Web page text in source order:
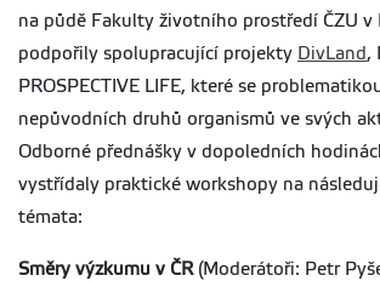
na půdě Fakulty životního prostředí ČZU v
podpořily spolupracující projekty DivLand,
PROSPECTIVE LIFE, které se
nepůvodních druhů organismů ve svých
Odborné přednášky v dopoledních
vystřídaly praktické workshopy na
témata:
Směry výzkumu v ČR(Moderátoři: Petr